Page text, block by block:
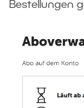
Bestellungen